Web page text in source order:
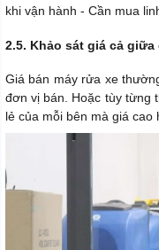
khi vận hành - Cần mua
2.5. Khảo sát giá cả giữa
Giá bán máy rửa xe
đơn vị bán. Hoặc tùy từng
lẻ của mỗi bên mà giá cao